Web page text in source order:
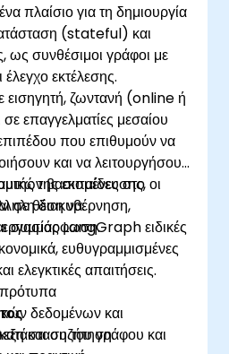
πλαίσιο για τη δημιουργία
(stateful) και
συνθέσιμοι γράφοι με
εκτέλεσης.
εισηγητή, ζωντανή (online ή
επαγγελματίες μεσαίου
που επιθυμούν να
και να λειτουργήσουν
βασισμένες στο
διακυβέρνηση,
συμμόρφωση.
της εκπαίδευσης, οι
σε θέση να:
LangGraph ειδικές
ευθυγραμμισμένες
ελεγκτικές απαιτήσεις.
δεδομένων και
του γράφου και
και συζήτηση.